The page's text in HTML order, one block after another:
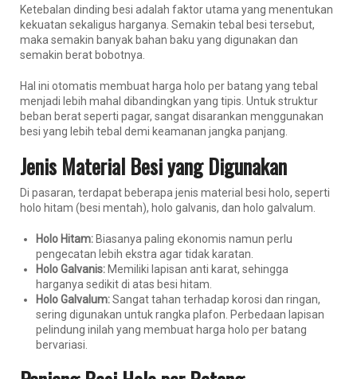
Ketebalan dinding besi adalah faktor utama yang menentukan
kekuatan sekaligus harganya. Semakin tebal besi tersebut,
maka semakin banyak bahan baku yang digunakan dan
semakin berat bobotnya.
Hal ini otomatis membuat harga holo per batang yang tebal
menjadi lebih mahal dibandingkan yang tipis. Untuk struktur
beban berat seperti pagar, sangat disarankan menggunakan
besi yang lebih tebal demi keamanan jangka panjang.
Jenis Material Besi yang Digunakan
Di pasaran, terdapat beberapa jenis material besi holo, seperti
holo hitam (besi mentah), holo galvanis, dan holo galvalum.
Holo Hitam: Biasanya paling ekonomis namun perlu
pengecatan lebih ekstra agar tidak karatan.
Holo Galvanis: Memiliki lapisan anti karat, sehingga
harganya sedikit di atas besi hitam.
Holo Galvalum:Sangat tahan terhadap korosi dan ringan,
sering digunakan untuk rangka plafon. Perbedaan lapisan
pelindung inilah yang membuat harga holo per batang
bervariasi.